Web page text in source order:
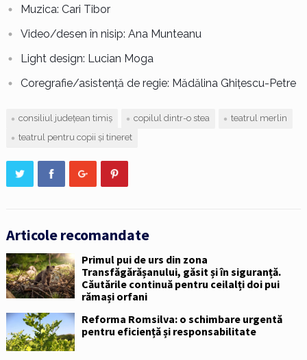
Muzica: Cari Tibor
Video/desen în nisip: Ana Munteanu
Light design: Lucian Moga
Coregrafie/asistență de regie: Mădălina Ghițescu-Petre
consiliul județean timiș copilul dintr-o stea
teatrul merlin
teatrul pentru copii și tineret
Articole recomandate
Primul pui de urs din zona
Transfăgărășanului, găsit și în siguranță.
Căutările continuă pentru ceilalți doi pui
rămași orfani
Reforma Romsilva: o schimbare urgentă
pentru eficiență și responsabilitate